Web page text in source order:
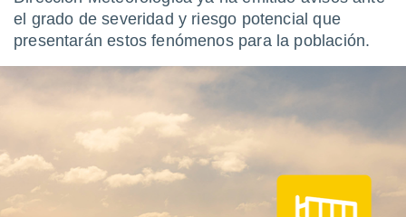
y
forma
digital
permite
seguir
el grado de severidad y riesgo potencial que
presentarán estos fenómenos para la población.